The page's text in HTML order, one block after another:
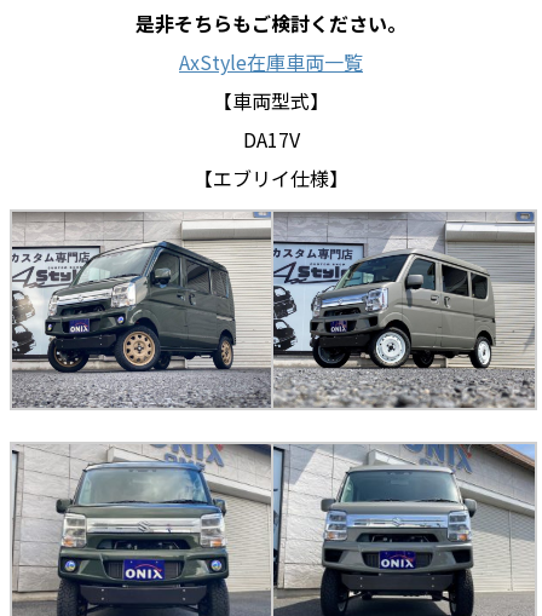
是非そちらもご検討ください。
AxStyle在庫車両一覧
【車両型式】
DA17V
【エブリイ仕様】